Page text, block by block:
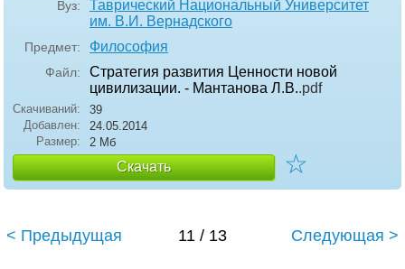
Вуз:
Таврический Национальный Университет
им. В.И. Вернадского
Предмет: Философия
Файл:
Стратегия развития Ценности новой
цивилизации. - Мантанова Л.В..pdf
Скачиваний:
39
Добавлен:
24.05.2014
Размер:
2 Мб
Скачать ☆
< Предыдущая 11 / 13 Следующая >